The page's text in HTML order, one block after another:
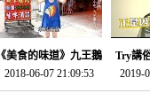
《美食的味道》九王鵝
肉
2018-06-07 21:09:53
Try講
2019-